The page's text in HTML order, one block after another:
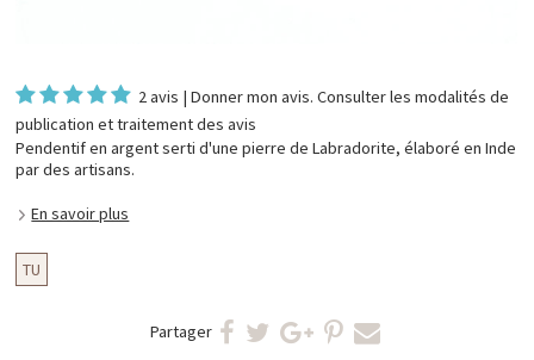
2 avis |Donner mon avis. Consulter lesmodalités de
publication et traitement des avis
Pendentif en argent serti d'une pierre de Labradorite, élaboré en Inde
par des artisans.
En savoir plus
TU
Partager